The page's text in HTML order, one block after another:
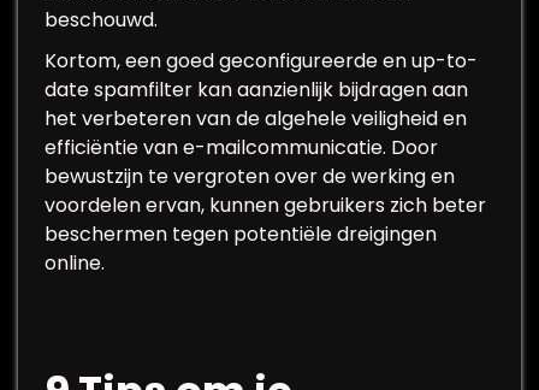
beschouwd.
Kortom, een goed geconfigureerde en up-to-
date spamfilter kan aanzienlijk bijdragen aan
het verbeteren van de algehele veiligheid en
efficiëntie van e-mailcommunicatie. Door
bewustzijn te vergroten over de werking en
voordelen ervan, kunnen gebruikers zich beter
beschermen tegen potentiële dreigingen
online.